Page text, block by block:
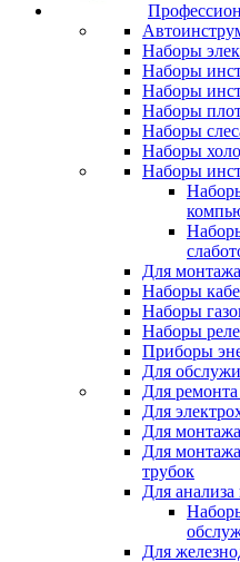
Наборы
Наборы
Наборы
Наборы
Наборы
Наборы
Наборы
Для
Наборы
Наборы
Наборы
Приборы
Для
Для
Для
Для
Для
трубок
Для
Для